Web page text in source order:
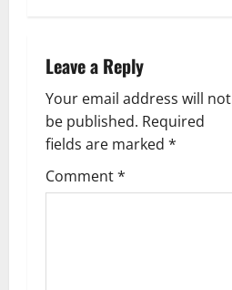
v
i
g
a
t
Leave a Reply
Your email address will not
be published. Required
fields are marked *
Comment*